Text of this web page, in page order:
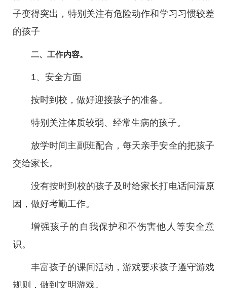
子变得突出，特别关注有危险动作和学习习惯较差
的孩子
二、工作内容。
1、安全方面
按时到校，做好迎接孩子的准备。
特别关注体质较弱、经常生病的孩子。
放学时间主副班配合，每天亲手安全的把孩子
交给家长。
没有按时到校的孩子及时给家长打电话问清原
因，做好考勤工作。
增强孩子的自我保护和不伤害他人等安全意
识。
丰富孩子的课间活动，游戏要求孩子遵守游戏
规则，做到文明游戏。